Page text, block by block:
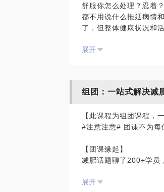
另一种活法。免费使用
作为快乐的吃货，每天
胖，不是吃得太多，而
舒服你怎么处理？忍着
都不用说什么拖延病情
了，但整体健康状况和
因为神奇的人体有一定
——胃肠道：修复其损伤
夜、易焦虑、工作压力
轻快、虚胖肉松、吃不
凉食、常腹泻、湿疹等
合征、亚健康。意外神
助治疗效果。约我，我
展开
组团：一站式解决减
【此课程为组团课程，
#注意注意# 团课不为每
【团课缘起】
减肥话题聊了200+学员
基因决定论——祖先爱糖
展开